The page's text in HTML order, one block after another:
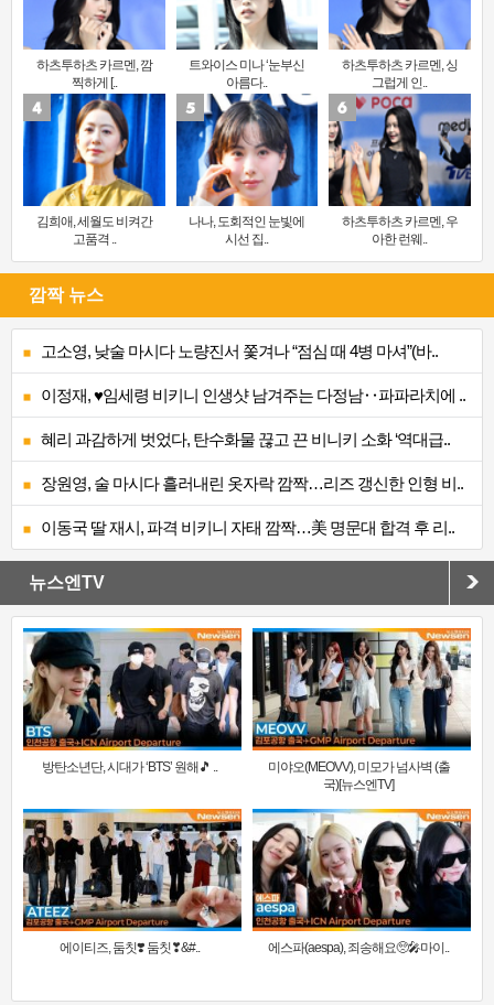
하츠투하츠 카르멘, 깜
찍하게 [..
트와이스 미나 ‘눈부신
아름다..
하츠투하츠 카르멘, 싱
그럽게 인..
김희애, 세월도 비켜간
고품격 ..
나나, 도회적인 눈빛에
시선 집..
하츠투하츠 카르멘, 우
아한 런웨..
깜짝 뉴스
고소영, 낮술 마시다 노량진서 쫓겨나 “점심 때 4병 마셔”(바..
이정재, ♥임세령 비키니 인생샷 남겨주는 다정남‥파파라치에 ..
혜리 과감하게 벗었다, 탄수화물 끊고 끈 비니키 소화 ‘역대급..
장원영, 술 마시다 흘러내린 옷자락 깜짝…리즈 갱신한 인형 비..
이동국 딸 재시, 파격 비키니 자태 깜짝…美 명문대 합격 후 리..
뉴스엔TV
방탄소년단, 시대가 ‘BTS’ 원해🎵 ..
미야오(MEOVV), 미모가 넘사벽 (출
국)[뉴스엔TV]
에이티즈, 둠칫❣️ 둠칫❣&#.. 에스파(aespa), 죄송해요🥺🎤마이..